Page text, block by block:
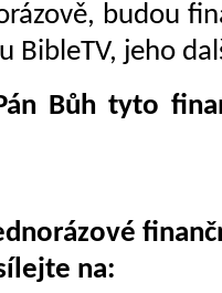
budou
BibleTV, jeho
Bůh tyto
na: